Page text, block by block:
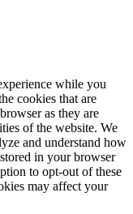
while you
cookies that are
as they are
of the website. We
and understand how
in your browser
to opt-out of these
may affect your